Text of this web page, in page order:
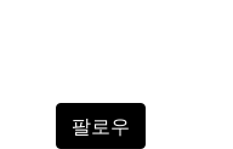
팔로우